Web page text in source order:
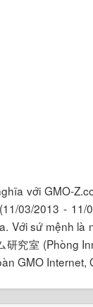
với GMO-
03/2013 -
Với sứ mệnh
研究室 (Phòng
GMO